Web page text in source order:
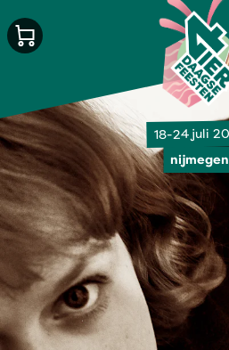
18-24 juli
nijmegen